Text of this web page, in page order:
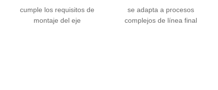
cumple los requisitos de
montaje del eje
se adapta a procesos
complejos de línea final